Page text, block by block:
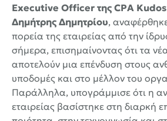
Executive Officer της CPA
Δημήτρης Δημητρίου,
πορεία της εταιρείας από την
σήμερα, επισημαίνοντας ότι τα
αποτελούν μια επένδυση στους
υποδομές και στο μέλλον του
Παράλληλα, υπογράμμισε ότι η
εταιρείας βασίστηκε στη διαρκή